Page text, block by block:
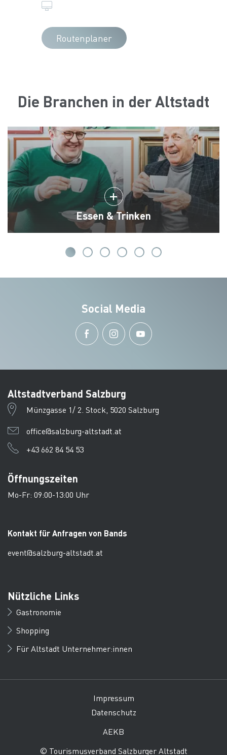
Routenplaner
Die Branchen in der Altstadt
Essen & Trinken
Social Media
Altstadtverband Salzburg
Münzgasse 1/ 2. Stock, 5020 Salzburg
office@salzburg-altstadt.at
+43 662 84 54 53
Öffnungszeiten
Mo-Fr: 09:00-13:00 Uhr
Kontakt für Anfragen von Bands
event@salzburg-altstadt.at
Nützliche Links
Gastronomie
Shopping
Für Altstadt Unternehmer:innen
Impressum
Datenschutz
AEKB
© Tourismusverband Salzburger Altstadt